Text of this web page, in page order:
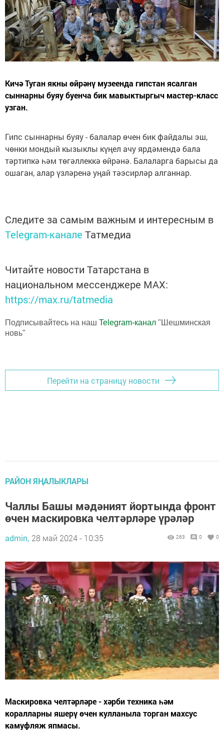
Кичә Туган якны өйрәнү музеенда гипстан ясалган
сыннарны буяу буенча бик мавыктыргыч мастер-класс
узган.
Гипс сыннарны буяу - балалар өчен бик файдалы эш,
чөнки мондый кызыклы күңел ачу ярдәмендә бала
тәртипкә һәм төгәллеккә өйрәнә. Балаларга барысы да
ошаган, алар үзләренә уңай тәэсирләр алганнар.
Следите за самым важным и интересным в
Telegram-канале Татмедиа
Читайте новости Татарстана в
национальном мессенджере MАХ:
https://max.ru/tatmedia
Подписывайтесь на наш Telegram-канал "Шешминская
новь"
Перейти на страницу новости
РАЙОН ЯҢАЛЫКЛАРЫ
Чаллы Башы мәдәният йортында фронт
өчен маскировка челтәрләре үрәләр
admin, 28 май 2024 - 10:35 263 0 0
Маскировка челтәрләре - хәрби техника һәм
коралларны яшерү өчен кулланыла торган махсус
камуфляж япмасы.